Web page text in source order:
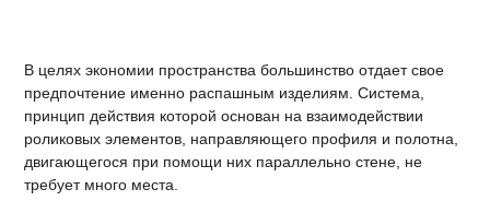
В целях экономии пространства большинство отдает свое
предпочтение именно распашным изделиям. Система,
принцип действия которой основан на взаимодействии
роликовых элементов, направляющего профиля и полотна,
двигающегося при помощи них параллельно стене, не
требует много места.